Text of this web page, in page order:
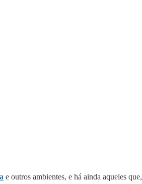
e outros ambientes, e há ainda aqueles que,